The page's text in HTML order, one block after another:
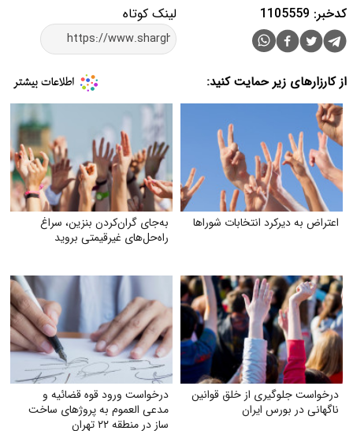
لینک کوتاه کدخبر: 1105559
از کارزارهای زیر حمایت کنید:
اعتراض به دیرکرد انتخابات شوراها
به‌جای گران‌کردن بنزین، سراغ
راه‌حل‌های غیرقیمتی بروید
درخواست جلوگیری از خلق قوانین
ناگهانی در بورس ایران
درخواست ورود قوه قضائیه و
مدعی العموم به پروژهای ساخت
ساز در منطقه ۲۲ تهران